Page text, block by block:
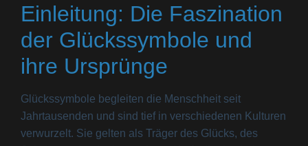
Einleitung: Die Faszination
der Glückssymbole und
ihre Ursprünge
Glückssymbole begleiten die Menschheit seit
Jahrtausenden und sind tief in verschiedenen Kulturen
verwurzelt. Sie gelten als Träger des Glücks, des